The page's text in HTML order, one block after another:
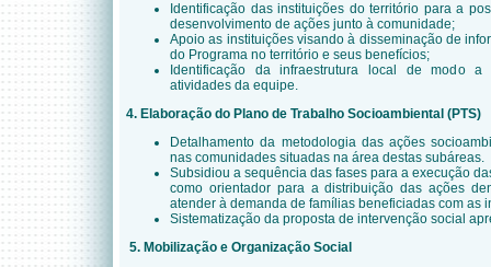
Identificação das instituições do território para a
desenvolvimento de ações junto à comunidade;
Apoio as instituições visando à disseminação de
do Programa no território e seus benefícios;
Identificação da infraestrutura local de modo
atividades da equipe.
4. Elaboração do Plano de Trabalho Socioambiental (PTS)
Detalhamento da metodologia das ações
nas comunidades situadas na área destas subáreas.
Subsidiou a sequência das fases para a execução
como orientador para a distribuição das ações
atender à demanda de famílias beneficiadas com as
Sistematização da proposta de intervenção social
5. Mobilização e Organização Social